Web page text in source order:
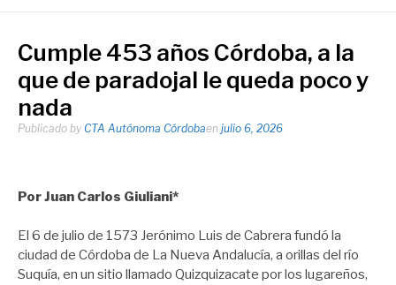
Cumple 453 años Córdoba, a la
que de paradojal le queda poco y
nada
Publicado by CTA Autónoma Córdobaen julio 6, 2026
Por Juan Carlos Giuliani*
El 6 de julio de 1573 Jerónimo Luis de Cabrera fundó la
ciudad de Córdoba de La Nueva Andalucía, a orillas del río
Suquía, en un sitio llamado Quizquizacate por los lugareños,